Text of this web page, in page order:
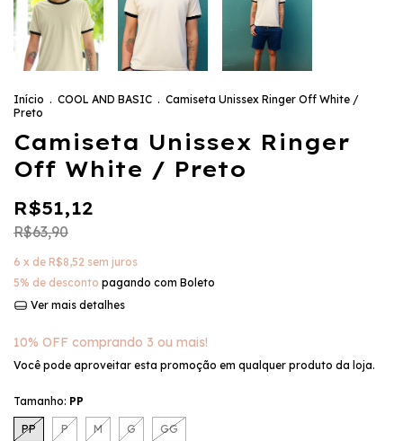
Início . COOL AND BASIC . Camiseta Unissex Ringer Off White /
Preto
Camiseta Unissex Ringer
Off White / Preto
R$51,12
R$63,90
6 x de R$8,52 sem juros
5% de desconto pagando com Boleto
Ver mais detalhes
10% OFF comprando 3 ou mais!
Você pode aproveitar esta promoção em qualquer produto da loja.
Tamanho: PP
PP P M G GG